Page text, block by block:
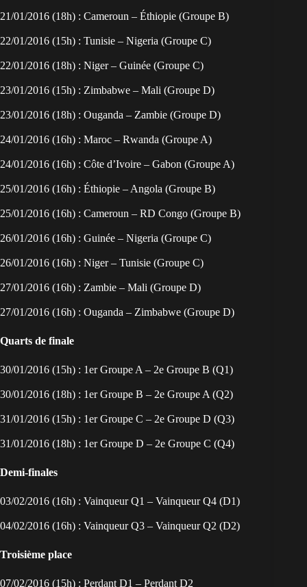
21/01/2016 (18h) : Cameroun – Éthiopie (Groupe B)
22/01/2016 (15h) : Tunisie – Nigeria (Groupe C)
22/01/2016 (18h) : Niger – Guinée (Groupe C)
23/01/2016 (15h) : Zimbabwe – Mali (Groupe D)
23/01/2016 (18h) : Ouganda – Zambie (Groupe D)
24/01/2016 (16h) : Maroc – Rwanda (Groupe A)
24/01/2016 (16h) : Côte d’Ivoire – Gabon (Groupe A)
25/01/2016 (16h) : Éthiopie – Angola (Groupe B)
25/01/2016 (16h) : Cameroun – RD Congo (Groupe B)
26/01/2016 (16h) : Guinée – Nigeria (Groupe C)
26/01/2016 (16h) : Niger – Tunisie (Groupe C)
27/01/2016 (16h) : Zambie – Mali (Groupe D)
27/01/2016 (16h) : Ouganda – Zimbabwe (Groupe D)
Quarts de finale
30/01/2016 (15h) : 1er Groupe A – 2e Groupe B (Q1)
30/01/2016 (18h) : 1er Groupe B – 2e Groupe A (Q2)
31/01/2016 (15h) : 1er Groupe C – 2e Groupe D (Q3)
31/01/2016 (18h) : 1er Groupe D – 2e Groupe C (Q4)
Demi-finales
03/02/2016 (16h) : Vainqueur Q1 – Vainqueur Q4 (D1)
04/02/2016 (16h) : Vainqueur Q3 – Vainqueur Q2 (D2)
Troisième place
07/02/2016 (15h) : Perdant D1 – Perdant D2